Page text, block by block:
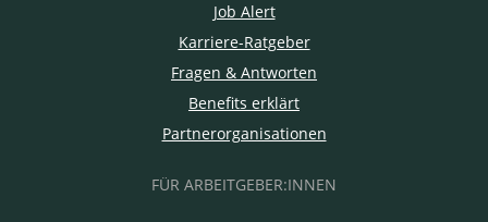
Job Alert
Karriere-Ratgeber
Fragen & Antworten
Benefits erklärt
Partnerorganisationen
FÜR ARBEITGEBER:INNEN